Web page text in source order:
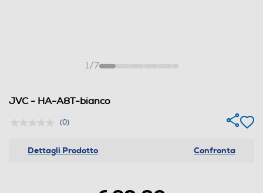
1/7
JVC - HA-A8T-bianco
(0)
Dettagli Prodotto Confronta